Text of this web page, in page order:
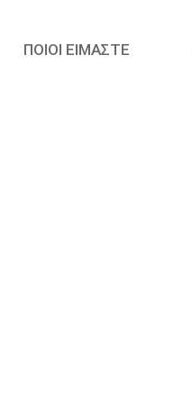
ΠΟΙΟΙ ΕΙΜΑΣΤΕ